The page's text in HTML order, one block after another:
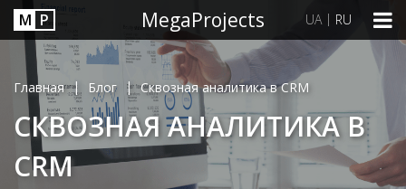
М P MegaProjects UA | RU
СКВОЗНАЯ АНАЛИТИКА В
CRM
Главная | Блог | Сквозная аналитика в CRM